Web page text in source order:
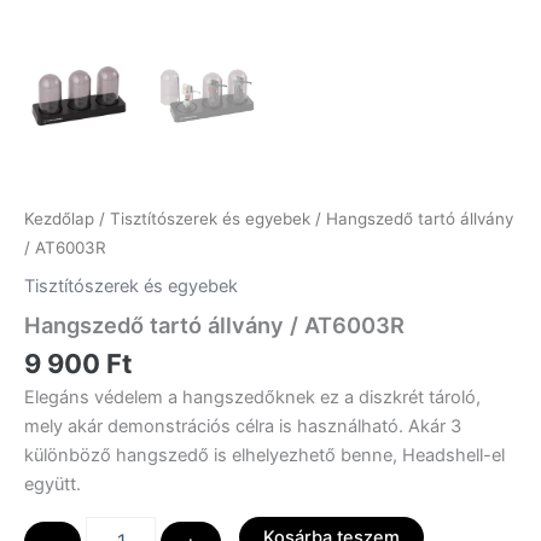
Kezdőlap / Tisztítószerek és egyebek / Hangszedő tartó állvány
/ AT6003R
Tisztítószerek és egyebek
Hangszedő tartó állvány / AT6003R
9 900 Ft
Elegáns védelem a hangszedőknek ez a diszkrét tároló,
mely akár demonstrációs célra is használható. Akár 3
különböző hangszedő is elhelyezhető benne, Headshell-el
együtt.
Hangszedő